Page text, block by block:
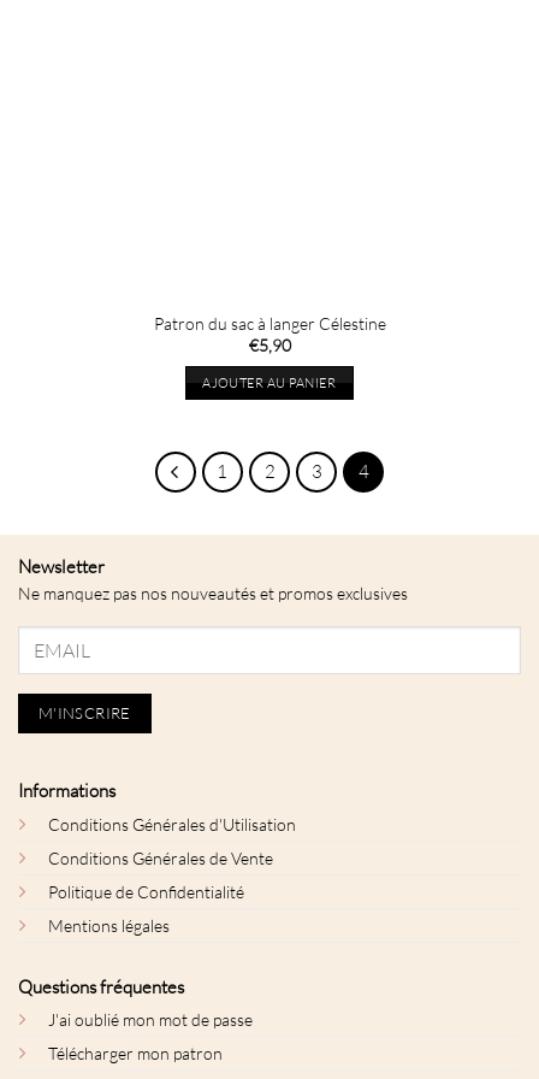
Patron du sac à langer Célestine
€5,90
AJOUTER AU PANIER
1 2 3 4
Newsletter
Ne manquez pas nos nouveautés et promos exclusives
Informations
Conditions Générales d'Utilisation
Conditions Générales de Vente
Politique de Confidentialité
Mentions légales
Questions fréquentes
J'ai oublié mon mot de passe
Télécharger mon patron